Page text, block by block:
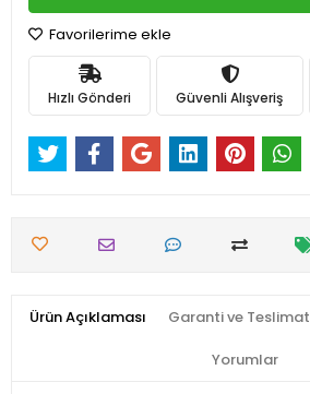
Favorilerime ekle
Hızlı Gönderi Güvenli Alışveriş
Ürün Açıklaması Garanti ve Teslimat
Yorumlar